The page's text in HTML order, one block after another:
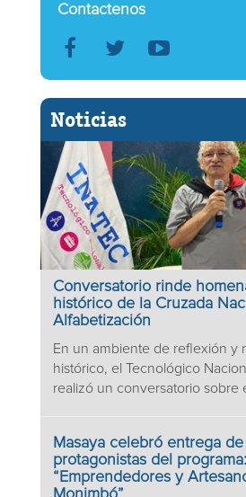
Contactenos
Noticias
Conversatorio rinde
histórico de la Cruzada
Alfabetización
En un ambiente de reflexión y
histórico, el Tecnológico
realizó un conversatorio sobre
Masaya celebró entrega
protagonistas del programa:
“Emprendedores y